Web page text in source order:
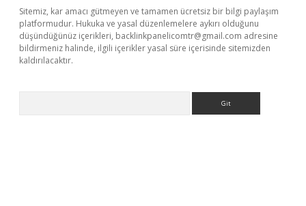
Sitemiz, kar amacı gütmeyen ve tamamen ücretsiz bir bilgi paylaşım
platformudur. Hukuka ve yasal düzenlemelere aykırı olduğunu
düşündüğünüz içerikleri, backlinkpanelicomtr@gmail.com adresine
bildirmeniz halinde, ilgili içerikler yasal süre içerisinde sitemizden
kaldırılacaktır.